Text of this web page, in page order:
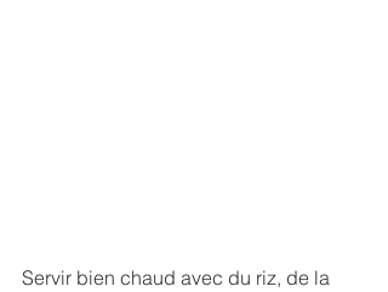
Servir bien chaud avec du riz, de la